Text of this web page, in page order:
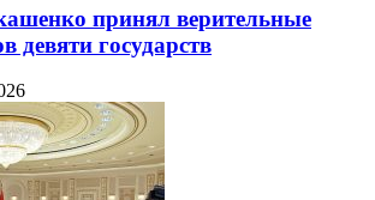
принял верительные
девяти государств